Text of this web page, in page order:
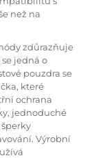
než na
zdůrazňuje
jedná o
pouzdra se
které
ochrana
jednoduché
Výrobní